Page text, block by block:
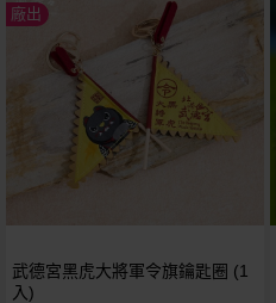
廠出
武德宮黑虎大將軍令旗鑰匙圈 (1
入)